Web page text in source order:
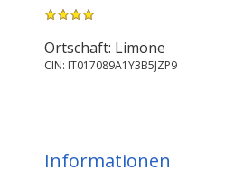
Ortschaft: Limone
CIN: IT017089A1Y3B5JZP9
Informationen